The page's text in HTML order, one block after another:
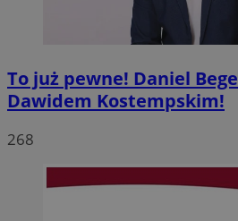
To już pewne! Daniel
Dawidem Kostempskim!
268